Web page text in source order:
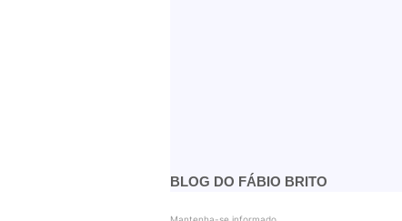
BLOG DO FÁBIO BRITO